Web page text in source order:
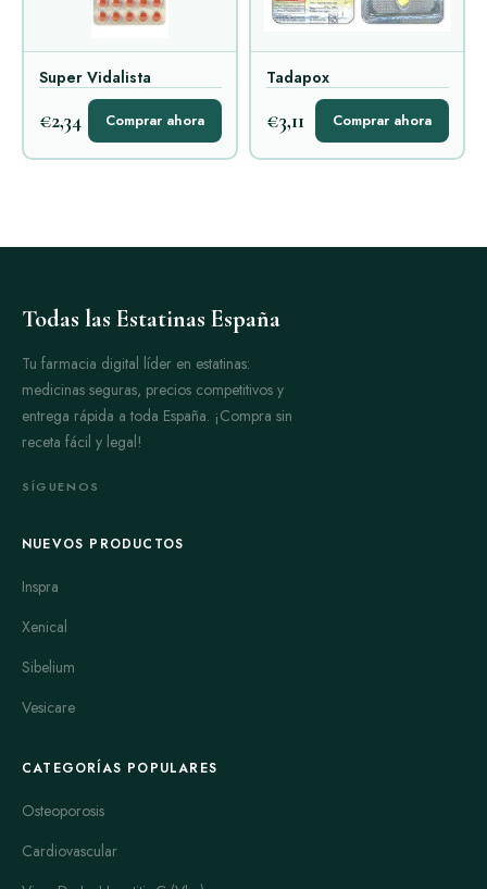
Super Vidalista
€2,34 Comprar ahora
Tadapox
€3,11 Comprar ahora
Todas las Estatinas España
Tu farmacia digital líder en estatinas:
medicinas seguras, precios competitivos y
entrega rápida a toda España. ¡Compra sin
receta fácil y legal!
SÍGUENOS
NUEVOS PRODUCTOS
Inspra
Xenical
Sibelium
Vesicare
CATEGORÍAS POPULARES
Osteoporosis
Cardiovascular